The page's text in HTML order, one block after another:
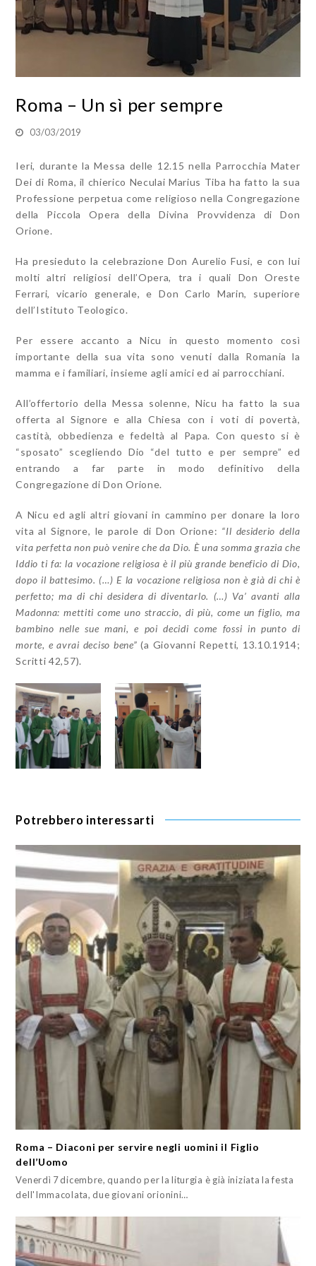
Roma – Un sì per sempre
03/03/2019
Ieri, durante la Messa delle 12.15 nella Parrocchia Mater
Dei di Roma, il chierico Neculai Marius Tiba ha fatto la sua
Professione perpetua come religioso nella Congregazione
della Piccola Opera della Divina Provvidenza di Don
Orione.
Ha presieduto la celebrazione Don Aurelio Fusi, e con lui
molti altri religiosi dell’Opera, tra i quali Don Oreste
Ferrari, vicario generale, e Don Carlo Marin, superiore
dell’Istituto Teologico.
Per essere accanto a Nicu in questo momento così
importante della sua vita sono venuti dalla Romania la
mamma e i familiari, insieme agli amici ed ai parrocchiani.
All’offertorio della Messa solenne, Nicu ha fatto la sua
offerta al Signore e alla Chiesa con i voti di povertà,
castità, obbedienza e fedeltà al Papa. Con questo si è
“sposato” scegliendo Dio “del tutto e per sempre” ed
entrando a far parte in modo definitivo della
Congregazione di Don Orione.
A Nicu ed agli altri giovani in cammino per donare la loro
vita al Signore, le parole di Don Orione: “Il desiderio della
vita perfetta non può venire che da Dio. È una somma grazia che
Iddio ti fa: la vocazione religiosa è il più grande beneficio di Dio,
dopo il battesimo. (…) E la vocazione religiosa non è già di chi è
perfetto; ma di chi desidera di diventarlo. (…) Va’ avanti alla
Madonna: mettiti come uno straccio, di più, come un figlio, ma
bambino nelle sue mani, e poi decidi come fossi in punto di
morte, e avrai deciso bene” (a Giovanni Repetti, 13.10.1914;
Scritti 42,57).
Potrebbero interessarti
Roma – Diaconi per servire negli uomini il Figlio
dell’Uomo
Venerdì 7 dicembre, quando per la liturgia è già iniziata la festa
dell'Immacolata, due giovani orionini…